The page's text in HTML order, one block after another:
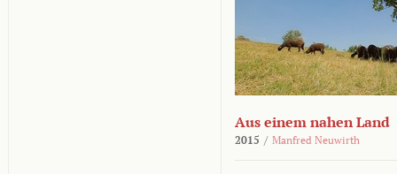
Aus einem nahen Land
2015 / Manfred Neuwirth